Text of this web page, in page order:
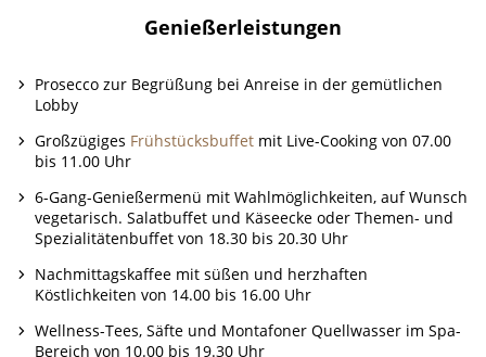
Genießerleistungen
Prosecco zur Begrüßung bei Anreise in der gemütlichen
Lobby
Großzügiges Frühstücksbuffet mit Live-Cooking von 07.00
bis 11.00 Uhr
6-Gang-Genießermenü mit Wahlmöglichkeiten, auf Wunsch
vegetarisch. Salatbuffet und Käseecke oder Themen- und
Spezialitätenbuffet von 18.30 bis 20.30 Uhr
Nachmittagskaffee mit süßen und herzhaften
Köstlichkeiten von 14.00 bis 16.00 Uhr
Wellness-Tees, Säfte und Montafoner Quellwasser im Spa-
Bereich von 10.00 bis 19.30 Uhr